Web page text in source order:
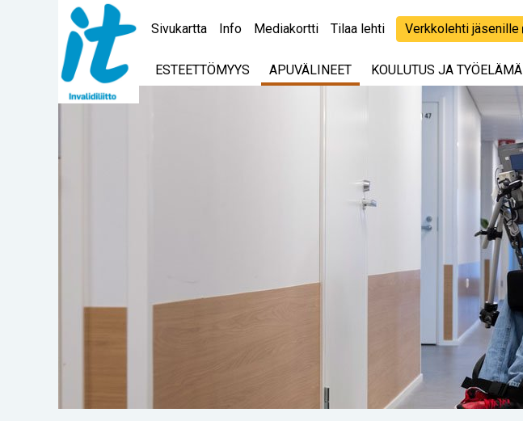
Sivukartta Info Mediakortti Tilaa lehti Verkkolehti jäsenille
ESTEETTÖMYYS APUVÄLINEET KOULUTUS JA TYÖELÄMÄ